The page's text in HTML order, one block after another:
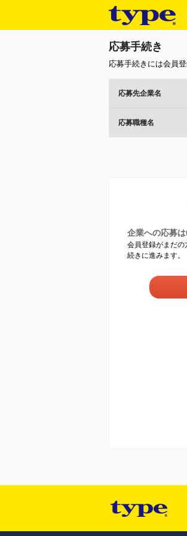
応募手続き
応募手続きには会員
応募先企業名
応募職種名
企業への応募
会員登録がまだ
続きに進みます。